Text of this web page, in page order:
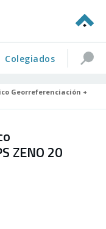
Colegiados
Georreferenciación +
ZENO 20